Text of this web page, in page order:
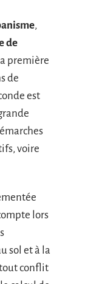
,
de
première
de
est
voire
lors
sol et à la
conflit